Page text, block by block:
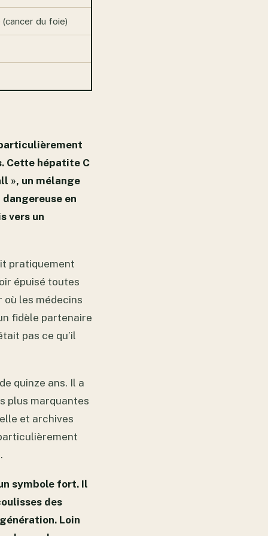
du foie)
Cette hépatite C
», un mélange
en
vers un
pratiquement
épuisé toutes
où les médecins
fidèle partenaire
pas ce qu’il
quinze ans. Il a
plus marquantes
et archives
symbole fort. Il
des
Loin